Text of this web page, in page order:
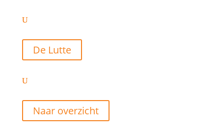
De Lutte
Naar overzicht